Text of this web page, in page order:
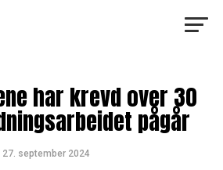
har krevd over 30
pågår
27. september 2024